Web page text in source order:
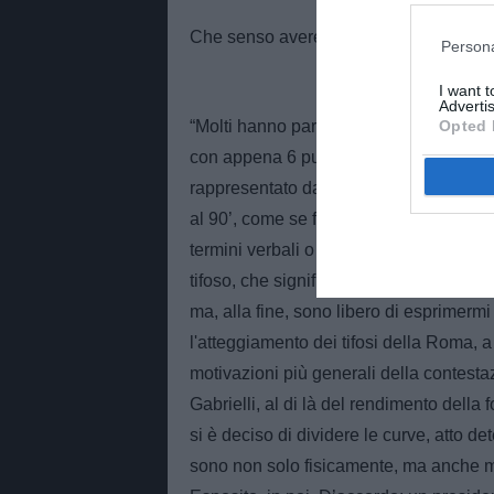
I want
Opted
Che senso avere fischiato la Roma,
“Molti hanno parlato di 2 record
con appena 6 punti all'attivo, e con
rappresentato dal fatto che 30 mila
al 90’, come se fosse stata eliminata.
termini verbali o vocali. Ci si
tifoso, che significa poi coerenza
ma, alla fine, sono libero di
l'atteggiamento dei tifosi della Roma,
motivazioni più generali della
Gabrielli, al di là del rendimento della
si è deciso di dividere le curve, atto
sono non solo fisicamente, ma anche